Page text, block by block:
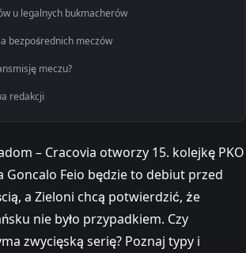
u legalnych bukmacherów
bezpośrednich meczów
meczu?
redakcji
– Cracovia otworzy 15. kolejkę PKO
Goncalo Feio będzie to debiut przed
a Zieloni chcą potwierdzić, że
nie było przypadkiem. Czy
zwycięską serię? Poznaj typy i